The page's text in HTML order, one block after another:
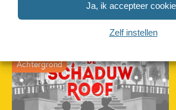
Ja, ik accepteer
Zelf instellen
Gerelateerde
Achtergrond